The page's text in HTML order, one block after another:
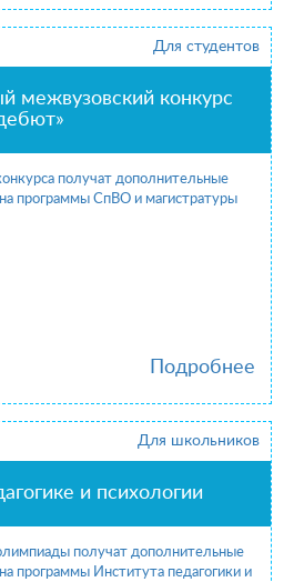
Для студентов
межвузовский конкурс
получат дополнительные
программы СпВО и магистратуры
Подробнее
Для школьников
и психологии
получат дополнительные
программы Института педагогики и